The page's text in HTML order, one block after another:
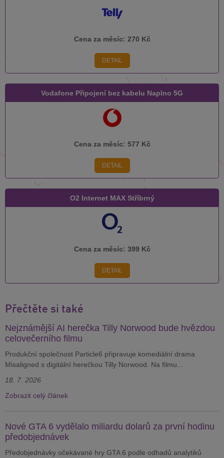
Cena za měsíc: 270 Kč
DETAIL
Vodafone Připojení bez kabelu Naplno 5G
Cena za měsíc: 577 Kč
DETAIL
O2 Internet MAX Stříbrný
Cena za měsíc: 399 Kč
DETAIL
Přečtěte si také
Nejznámější AI herečka Tilly Norwood bude hvězdou
celovečerního filmu
Produkční společnost Particle6 připravuje komediální drama
Misaligned s digitální herečkou Tilly Norwood. Na filmu...
18. 7. 2026
Zobrazit celý článek
Nové GTA 6 vydělalo miliardu dolarů za první hodinu
předobjednávek
Předobjednávky očekávané hry GTA 6 podle odhadů analytiků